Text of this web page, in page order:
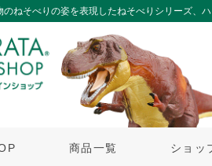
ねそべりの姿を表現したねそべりシリーズ、
商品一覧 ショッ